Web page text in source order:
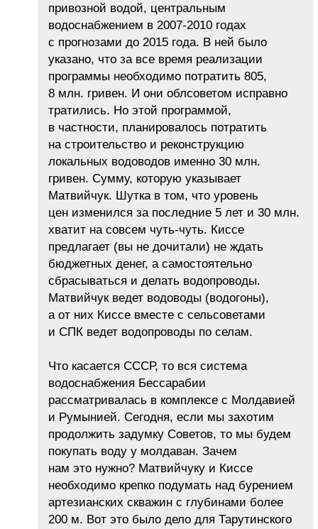
привозной водой, центральным
водоснабжением в 2007-2010 годах
с прогнозами до 2015 года. В ней было
указано, что за все время реализации
программы необходимо потратить 805,
8 млн. гривен. И они облсоветом исправно
тратились. Но этой программой,
в частности, планировалось потратить
на строительство и реконструкцию
локальных водоводов именно 30 млн.
гривен. Сумму, которую указывает
Матвийчук. Шутка в том, что уровень
цен изменился за последние 5 лет и 30 млн.
хватит на совсем чуть-чуть. Киссе
предлагает (вы не дочитали) не ждать
бюджетных денег, а самостоятельно
сбрасываться и делать водопроводы.
Матвийчук ведет водоводы (водогоны),
а от них Киссе вместе с сельсоветами
и СПК ведет водопроводы по селам.
Что касается СССР, то вся система
водоснабжения Бессарабии
рассматривалась в комплексе с Молдавией
и Румынией. Сегодня, если мы захотим
продолжить задумку Советов, то мы будем
покупать воду у молдаван. Зачем
нам это нужно? Матвийчуку и Киссе
необходимо крепко подумать над бурением
артезианских скважин с глубинами более
200 м. Вот это было дело для Тарутинского